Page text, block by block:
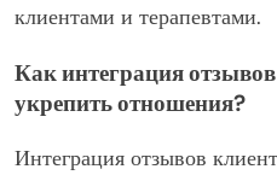
клиентами и терапевтами.
Как интеграция
укрепить отношения?
Интеграция отзывов